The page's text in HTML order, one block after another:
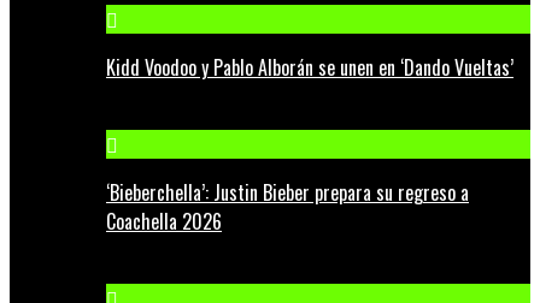
Kidd Voodoo y Pablo Alborán se unen en ‘Dando Vueltas’
‘Bieberchella’: Justin Bieber prepara su regreso a
Coachella 2026